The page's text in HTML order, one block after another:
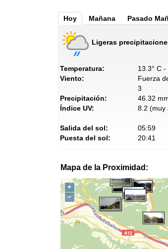
Hoy Mañana Pasado
Ligeras
Temperatura:
13.3° C -
Viento:
Fuerza
3
Precipitación:
46.32
Índice UV:
8.2 (muy
Salida del sol:
05:59
Puesta del sol:
20:41
Mapa de la Proximidad:
+
−